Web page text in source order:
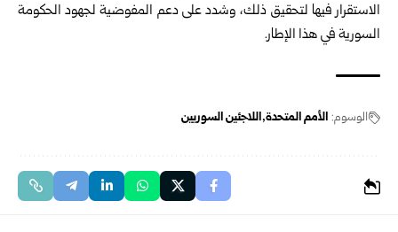
الاستقرار فيها لتحقيق ذلك، وشدد على دعم المفوضية لجهود الحكومة
السورية في هذا الإطار.
الوسوم: الأمم المتحدة اللاجئين السوريين